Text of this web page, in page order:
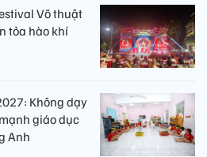
Võ thuật
tỏa hào khí
Không dạy
giáo dục
Anh